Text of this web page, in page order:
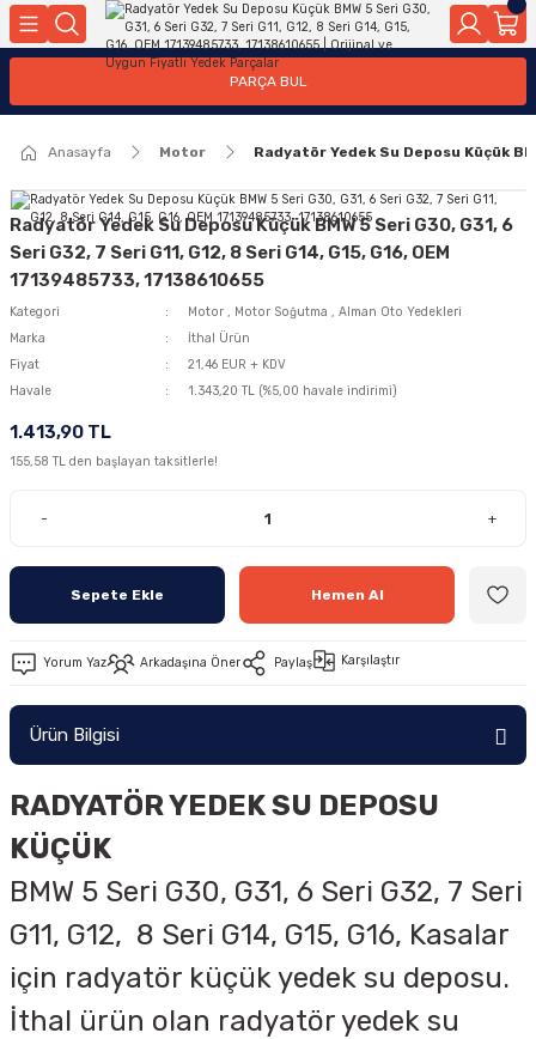
Geri Dön
Geri Dön
Geri Dön
Yakıt Pompası, Yakıt Hatları
Motor Elektrik
Ateşleme Buji Bobin Buji Kablosu
Alternatör Marş Motoru
Geri Dön
Geri Dön
Geri Dön
Kollar
Geri Dön
Geri Dön
Ön Arka
Geri Dön
PARÇA BUL
Anasayfa Motor Radyatör Yedek Su Deposu Küçük
Radyatör Yedek Su Deposu Küçük BMW 5 Seri G30, G31, 6
Seri G32, 7 Seri G11, G12, 8 Seri G14, G15, G16, OEM
17139485733, 17138610655
Kategori Motor , Motor Soğutma , Alman Oto Yedekleri
Marka
İthal Ürün
Fiyat
21,46 EUR + KDV
Havale
1.343,20 TL (%5,00 havale indirimi)
1.413,90 TL
155,58 TL den başlayan taksitlerle!
- +
Sepete Ekle Hemen Al
Yorum Yaz Arkadaşına Öner Paylaş Karşılaştır
Ürün Bilgisi
RADYATÖR YEDEK SU DEPOSU
KÜÇÜK
BMW 5 Seri G30, G31, 6 Seri G32, 7 Seri
G11, G12, 8 Seri G14, G15, G16, Kasalar
için radyatör küçük yedek su deposu.
İthal ürün olan radyatör yedek su